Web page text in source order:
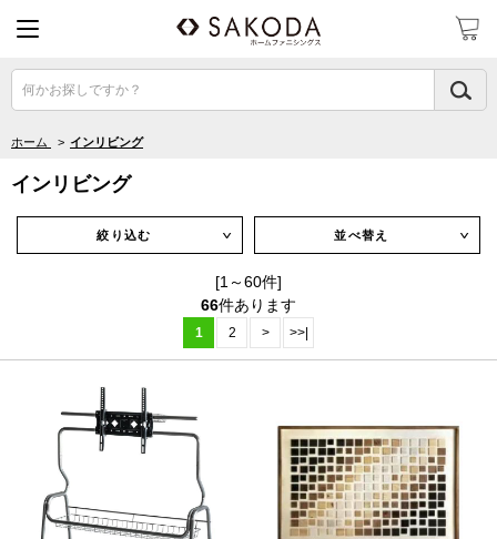
何かお探しですか？
ホーム > インリビング
インリビング
絞り込む ∨ 並べ替え ∨
[1～60件]
66件あります
1 2 > >>|